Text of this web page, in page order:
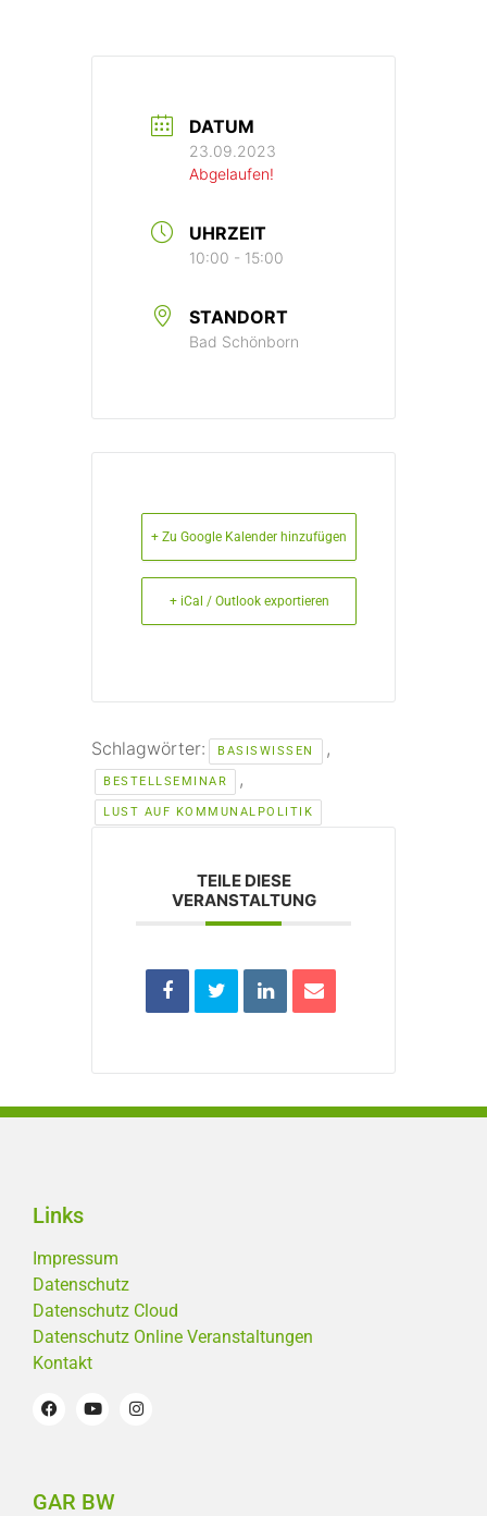
DATUM
23.09.2023
Abgelaufen!
UHRZEIT
10:00 - 15:00
STANDORT
Bad Schönborn
+ Zu Google Kalender hinzufügen
+ iCal / Outlook exportieren
Schlagwörter: BASISWISSEN ,
BESTELLSEMINAR ,
LUST AUF KOMMUNALPOLITIK
TEILE DIESE
VERANSTALTUNG
Links
Impressum
Datenschutz
Datenschutz Cloud
Datenschutz Online Veranstaltungen
Kontakt
GAR BW